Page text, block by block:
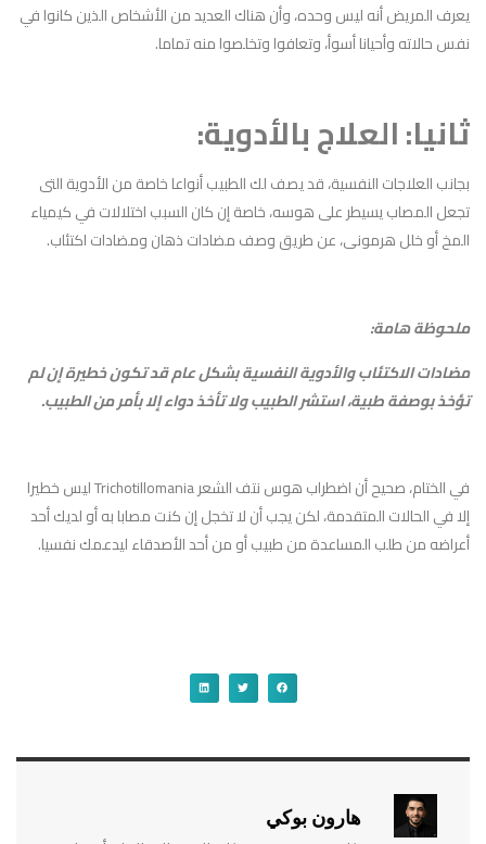
يعرف المريض أنه ليس وحده، وأن هناك العديد من الأشخاص الذين كانوا في
نفس حالاته وأحيانا أسوأ، وتعافوا وتخلصوا منه تماما.
ثانيا: العلاج بالأدوية:
بجانب العلاجات النفسية، قد يصف لك الطبيب أنواعا خاصة من الأدوية التى
تجعل المصاب يسيطر على هوسه، خاصة إن كان السبب اختلالات في كيمياء
المخ أو خلل هرمونى، عن طريق وصف مضادات ذهان ومضادات اكتئاب.
ملحوظة هامة:
مضادات الاكتئاب والأدوية النفسية بشكل عام قد تكون خطيرة إن لم
تؤخذ بوصفة طبية، استشر الطبيب ولا تأخذ دواء إلا بأمر من الطبيب.
في الختام، صحيح أن اضطراب هوس نتف الشعر Trichotillomania ليس خطيرا
إلا في الحالات المتقدمة، لكن يجب أن لا تخجل إن كنت مصابا به أو لديك أحد
أعراضه من طلب المساعدة من طبيب أو من أحد الأصدقاء ليدعمك نفسيا.
هارون بوكي